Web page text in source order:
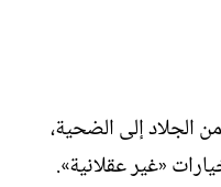
الجلاد إلى الضحية،
«غير عقلانية».